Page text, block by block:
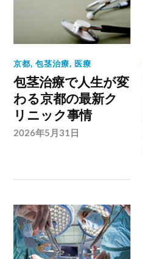
京都,包茎治療,医療
包茎治療で人生が変
わる京都の最新ク
リニック事情
2026年5月31日